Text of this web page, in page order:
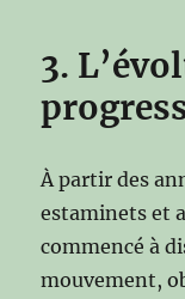
3.
À partir des
estaminets et
commencé à
mouvement,